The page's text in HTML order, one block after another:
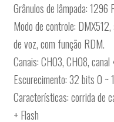
Grânulos de lâmpada:
Modo de controle:
de voz, com função RDM.
Canais: CH03, CH08,
Escurecimento: 32 bits 0 ~
Características: corrida de
+ Flash